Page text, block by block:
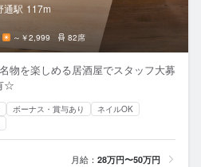
通駅 117m
～￥2,999 82席
物を楽しめる居酒屋でスタッフ大募
☆
ボーナス・賞与あり
ネイルOK
月給： 28万円〜50万円